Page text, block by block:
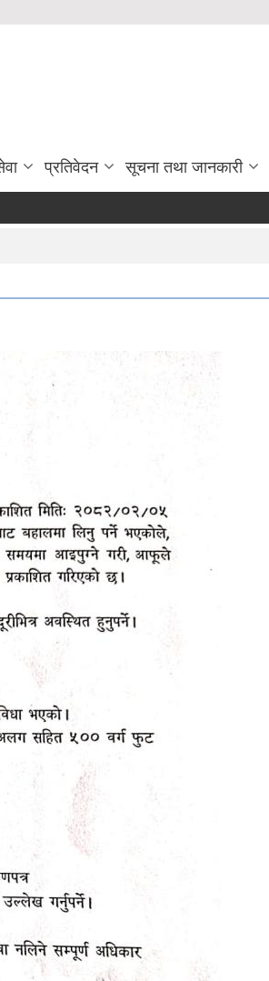
प्रतिवेदन सूचना तथा जानकारी